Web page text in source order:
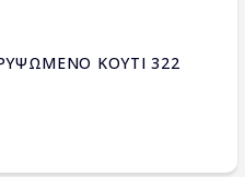
ΚΟΥΤΙ 322